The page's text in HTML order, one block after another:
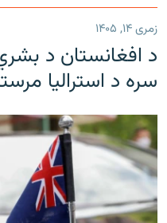
زمری ۱۴, ۱۴۰۵
د افغانستان د
سره د استرالیا